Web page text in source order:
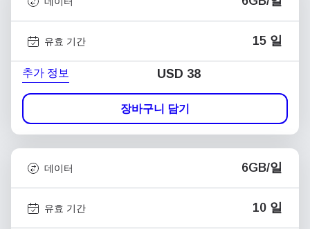
유효 기간 15 일
추가 정보 USD 38
장바구니 담기
데이터 6GB/일
유효 기간 10 일